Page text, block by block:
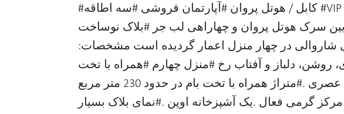
#کابل / هوتل پروان #آپارتمان فروشی #سه اطاقه #VIP #تخت بام دار در
سرک هوتل پروان و چهاراهی لب جر #بلاک نوساخت
شاروالی در چهار منزل اعمار گردیده است مشخصات:
دلباز و آفتاب رخ #منزل چهارم #همراه با تخت
بام .دو تشناب عصری .#متراژ همراه با تخت بام در حدود 230 متر مربع
گرمی فعال .یک آشپزخانه اوپن .#نمای بلاک بسیار